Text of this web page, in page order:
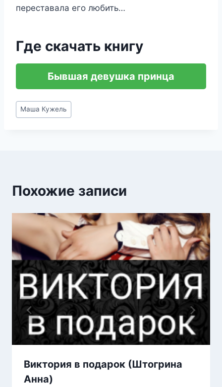
переставала его любить…
Где скачать книгу
Бывшая девушка принца
Метки
записи:
Маша Кужель
Похожие записи
Виктория в подарок (Штогрина
Анна)